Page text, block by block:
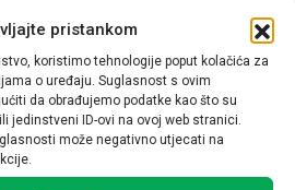
pristankom
koristimo tehnologije poput kolačića za
o uređaju. Suglasnost s ovim
da obrađujemo podatke kao što su
jedinstveni ID-ovi na ovoj web stranici.
može negativno utjecati na